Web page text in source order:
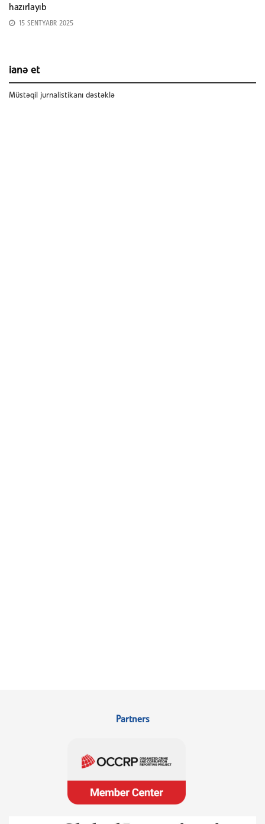
hazırlayıb
15 SENTYABR 2025
ianə et
Müstəqil jurnalistikanı dəstəklə
Partners